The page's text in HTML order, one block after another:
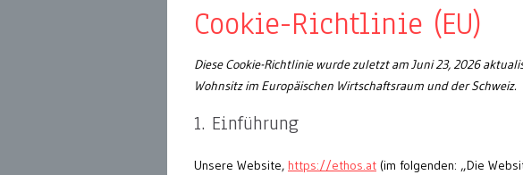
Cookie-Richtlinie (EU)
Diese Cookie-Richtlinie wurde zuletzt am Juni 23, 2026
Wohnsitz im Europäischen Wirtschaftsraum und der Schweiz.
1. Einführung
Unsere Website, https://ethos.at (im folgenden: „Die